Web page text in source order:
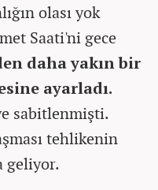
olası yok
Saati'ni gece
daha yakın bir
ayarladı.
sabitlenmişti.
tehlikenin
geliyor.